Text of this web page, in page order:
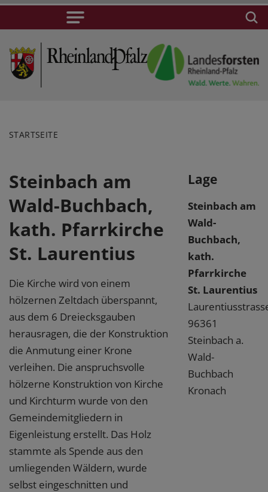
STARTSEITE
Steinbach am
Wald-Buchbach,
kath. Pfarrkirche
St. Laurentius
Die Kirche wird von einem
hölzernen Zeltdach überspannt,
aus dem 6 Dreiecksgauben
herausragen, die der Konstruktion
die Anmutung einer Krone
verleihen. Die anspruchsvolle
hölzerne Konstruktion von Kirche
und Kirchturm wurde von den
Gemeindemitgliedern in
Eigenleistung erstellt. Das Holz
stammte als Spende aus den
umliegenden Wäldern, wurde
selbst eingeschnitten und
Lage
Steinbach am
Wald-
Buchbach,
kath.
Pfarrkirche
St. Laurentius
96361
Steinbach a.
Wald-
Buchbach
Kronach